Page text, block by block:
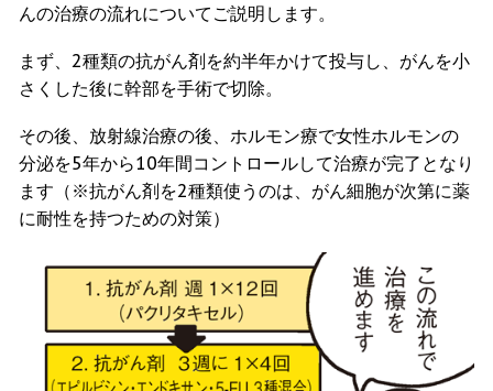
んの治療の流れについてご説明します。
まず、2種類の抗がん剤を約半年かけて投与し、がんを小
さくした後に幹部を手術で切除。
その後、放射線治療の後、ホルモン療で女性ホルモンの
分泌を5年から10年間コントロールして治療が完了となり
ます（※抗がん剤を2種類使うのは、がん細胞が次第に薬
に耐性を持つための対策）